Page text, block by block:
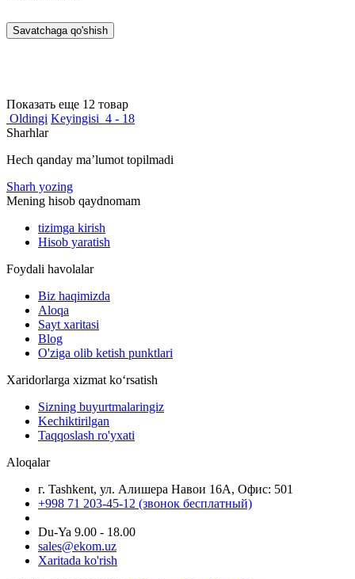
Savatchaga qo'shish
Показать еще 12 товар
Oldingi Keyingisi 4 - 18
Sharhlar
Hech qanday maʼlumot topilmadi
Sharh yozing
Mening hisob qaydnomam
tizimga kirish
Hisob yaratish
Foydali havolalar
Biz haqimizda
Aloqa
Sayt xaritasi
Blog
O'ziga olib ketish punktlari
Xaridorlarga xizmat ko‘rsatish
Sizning buyurtmalaringiz
Kechiktirilgan
Taqqoslash ro'yxati
Aloqalar
г. Tashkent, ул. Алишера Навои 16А, Офис: 501
+998 71 203-45-12 (звонок бесплатный)
Du-Ya 9.00 - 18.00
sales@ekom.uz
Xaritada ko'rish